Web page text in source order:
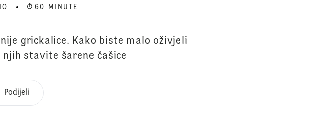
60 MINUTE
grickalice. Kako biste malo oživjeli
stavite šarene čašice
Podijeli